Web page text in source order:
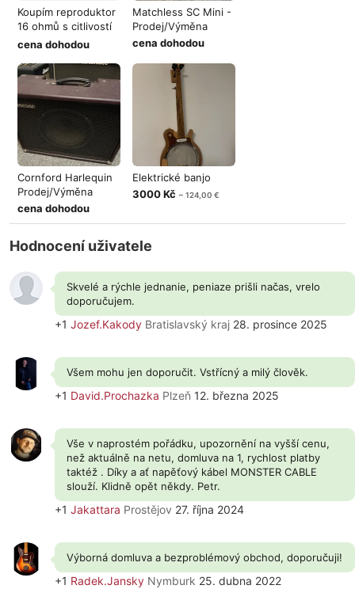
Koupím reproduktor
16 ohmů s citlivostí
kolem
cena dohodou
Matchless SC Mini -
Prodej/Výměna
cena dohodou
Cornford Harlequin
Prodej/Výměna
cena dohodou
Elektrické banjo
3000 Kč ~ 124,00 €
Hodnocení uživatele
Skvelé a rýchle jednanie, peniaze prišli načas, vrelo
doporučujem.
+1 Jozef.Kakody Bratislavský kraj 28. prosince 2025
Všem mohu jen doporučit. Vstřícný a milý člověk.
+1 David.Prochazka Plzeň 12. března 2025
Vše v naprostém pořádku, upozornění na vyšší cenu,
než aktuálně na netu, domluva na 1, rychlost platby
taktéž . Díky a ať napěťový kábel MONSTER CABLE
slouží. Klidně opět někdy. Petr.
+1 Jakattara Prostějov 27. října 2024
Výborná domluva a bezproblémový obchod, doporučuji!
+1 Radek.Jansky Nymburk 25. dubna 2022